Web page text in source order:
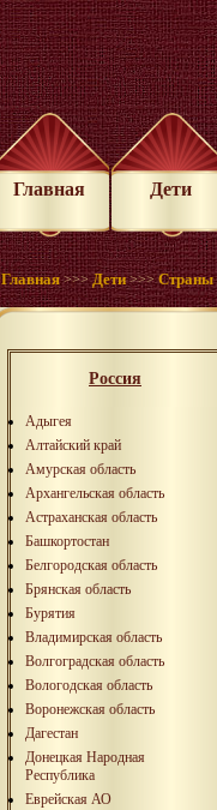
Главная Дети
Главная >>>Дети >>>Страны
Россия
Адыгея
Алтайский край
Амурская область
Архангельская область
Астраханская область
Башкортостан
Белгородская область
Брянская область
Бурятия
Владимирская область
Волгоградская область
Вологодская область
Воронежская область
Дагестан
Донецкая Народная
Республика
Еврейская АО